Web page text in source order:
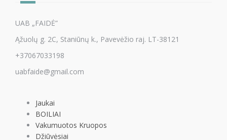
UAB „FAIDĖ”
Ąžuolų g. 2C, Staniūnų k., Pavevėžio raj. LT-38121
+37067033198
uabfaide@gmail.com
Jaukai
BOILIAI
Vakumuotos Kruopos
Džiūvėsiai